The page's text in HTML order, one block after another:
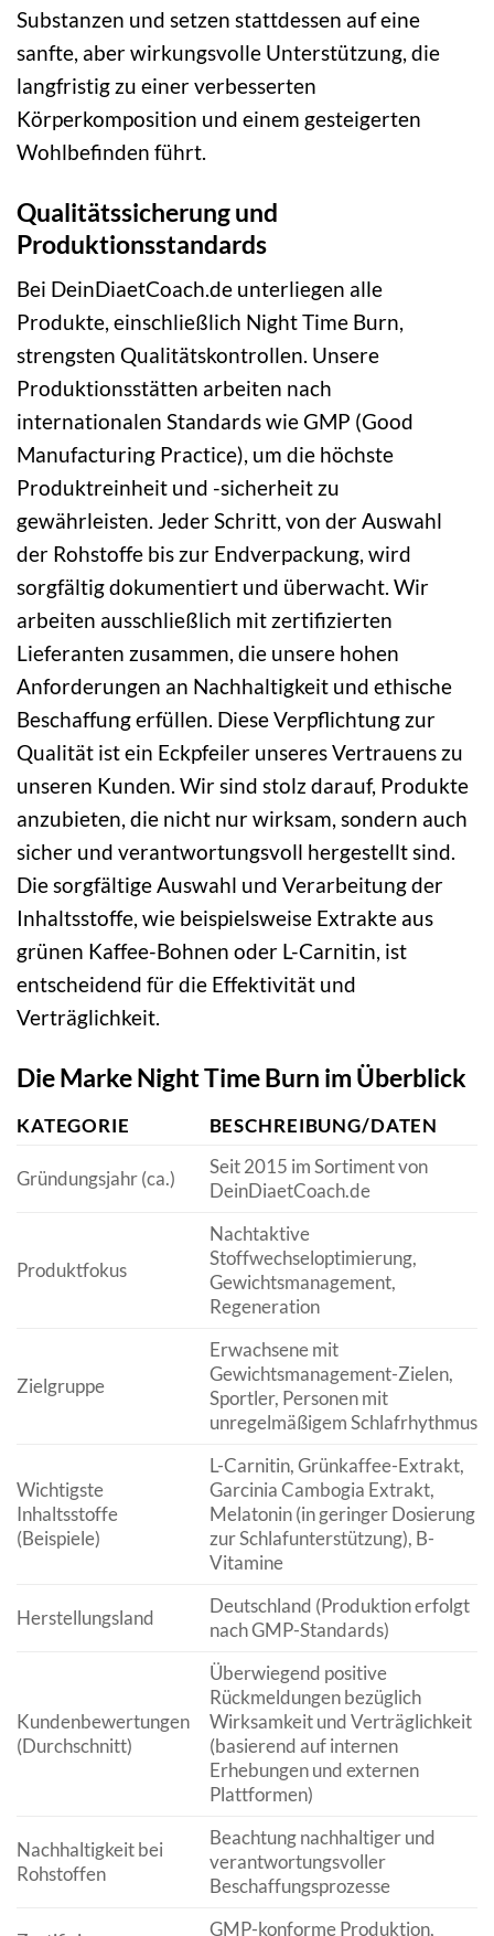
Substanzen und setzen stattdessen auf eine
sanfte, aber wirkungsvolle Unterstützung, die
langfristig zu einer verbesserten
Körperkomposition und einem gesteigerten
Wohlbefinden führt.
Qualitätssicherung und
Produktionsstandards
Bei DeinDiaetCoach.de unterliegen alle
Produkte, einschließlich Night Time Burn,
strengsten Qualitätskontrollen. Unsere
Produktionsstätten arbeiten nach
internationalen Standards wie GMP (Good
Manufacturing Practice), um die höchste
Produktreinheit und -sicherheit zu
gewährleisten. Jeder Schritt, von der Auswahl
der Rohstoffe bis zur Endverpackung, wird
sorgfältig dokumentiert und überwacht. Wir
arbeiten ausschließlich mit zertifizierten
Lieferanten zusammen, die unsere hohen
Anforderungen an Nachhaltigkeit und ethische
Beschaffung erfüllen. Diese Verpflichtung zur
Qualität ist ein Eckpfeiler unseres Vertrauens zu
unseren Kunden. Wir sind stolz darauf, Produkte
anzubieten, die nicht nur wirksam, sondern auch
sicher und verantwortungsvoll hergestellt sind.
Die sorgfältige Auswahl und Verarbeitung der
Inhaltsstoffe, wie beispielsweise Extrakte aus
grünen Kaffee-Bohnen oder L-Carnitin, ist
entscheidend für die Effektivität und
Verträglichkeit.
Die Marke Night Time Burn im Überblick
KATEGORIE BESCHREIBUNG/DATEN
Gründungsjahr (ca.)
Seit 2015 im Sortiment von
DeinDiaetCoach.de
Produktfokus
Nachtaktive
Stoffwechseloptimierung,
Gewichtsmanagement,
Regeneration
Zielgruppe
Erwachsene mit
Gewichtsmanagement-Zielen,
Sportler, Personen mit
unregelmäßigem Schlafrhythmus
Wichtigste
Inhaltsstoffe
(Beispiele)
L-Carnitin, Grünkaffee-Extrakt,
Garcinia Cambogia Extrakt,
Melatonin (in geringer Dosierung
zur Schlafunterstützung), B-
Vitamine
Herstellungsland
Deutschland (Produktion erfolgt
nach GMP-Standards)
Kundenbewertungen
(Durchschnitt)
Überwiegend positive
Rückmeldungen bezüglich
Wirksamkeit und Verträglichkeit
(basierend auf internen
Erhebungen und externen
Plattformen)
Nachhaltigkeit bei
Rohstoffen
Beachtung nachhaltiger und
verantwortungsvoller
Beschaffungsprozesse
GMP-konforme Produktion,